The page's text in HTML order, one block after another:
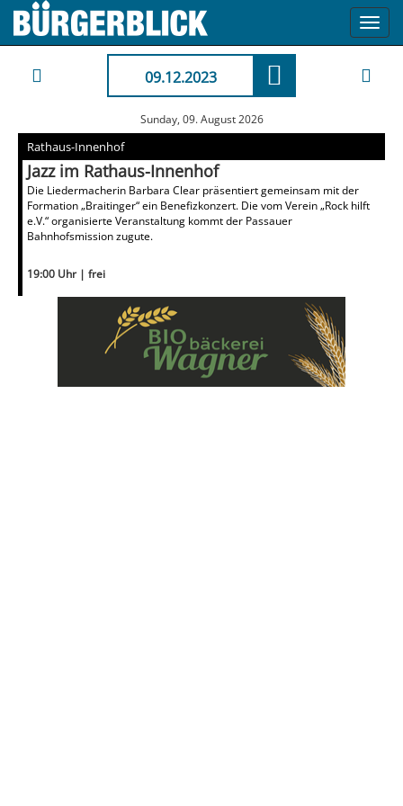
09.12.2023
Sunday, 09. August 2026
Rathaus-Innenhof
Jazz im Rathaus-Innenhof
Die Liedermacherin Barbara Clear präsentiert gemeinsam mit der
Formation „Braitinger“ ein Benefizkonzert. Die vom Verein „Rock hilft
e.V.“ organisierte Veranstaltung kommt der Passauer
Bahnhofsmission zugute.
19:00 Uhr | frei